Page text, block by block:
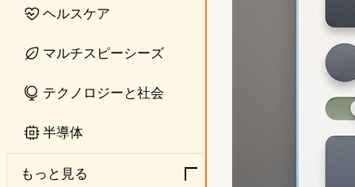
ヘルスケア
マルチスピーシーズ
テクノロジーと社会
半導体
もっと見る
n